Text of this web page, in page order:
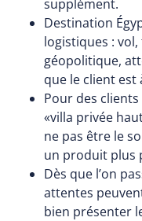
supplément.
Destination
logistiques :
géopolitique,
que le client est
Pour des clients
«villa privée
ne pas être le
un produit plus
Dès que l’on
attentes
bien présenter